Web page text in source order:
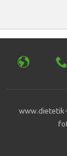
www.dietetik-